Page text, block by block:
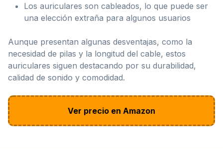
Los auriculares son cableados, lo que puede ser
una elección extraña para algunos usuarios
Aunque presentan algunas desventajas, como la
necesidad de pilas y la longitud del cable, estos
auriculares siguen destacando por su durabilidad,
calidad de sonido y comodidad.
Ver precio en Amazon